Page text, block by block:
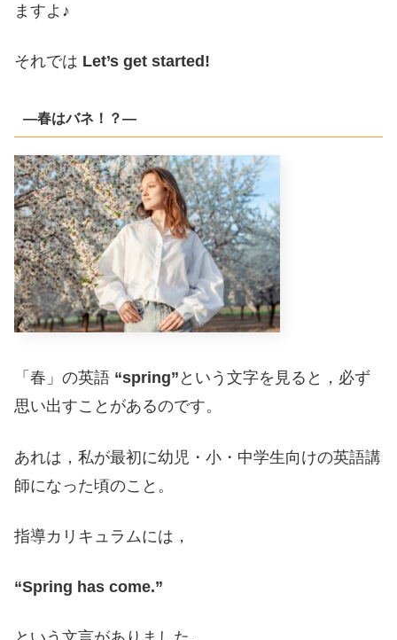
ますよ♪
それでは Let’s get started!
―春はバネ！？―
「春」の英語 “spring” という文字を見ると，必ず
思い出すことがあるのです。
あれは，私が最初に幼児・小・中学生向けの英語講
師になった頃のこと。
指導カリキュラムには，
“Spring has come.”